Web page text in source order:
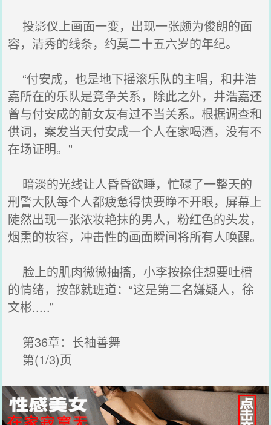
投影仪上画面一变，出现一张颇为俊朗的面
容，清秀的线条，约莫二十五六岁的年纪。
“付安成，也是地下摇滚乐队的主唱，和井浩
嘉所在的乐队是竞争关系，除此之外，井浩嘉还
曾与付安成的前女友有过不当关系。根据调查和
供词，案发当天付安成一个人在家喝酒，没有不
在场证明。”
暗淡的光线让人昏昏欲睡，忙碌了一整天的
刑警大队每个人都疲惫得快要睁不开眼，屏幕上
陡然出现一张浓妆艳抹的男人，粉红色的头发，
烟熏的妆容，冲击性的画面瞬间将所有人唤醒。
脸上的肌肉微微抽搐，小李按捺住想要吐槽
的情绪，按部就班道：“这是第二名嫌疑人，徐
文彬.....”
第36章：长袖善舞
第(1/3)页